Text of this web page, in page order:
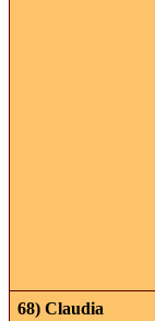
68) Claudia